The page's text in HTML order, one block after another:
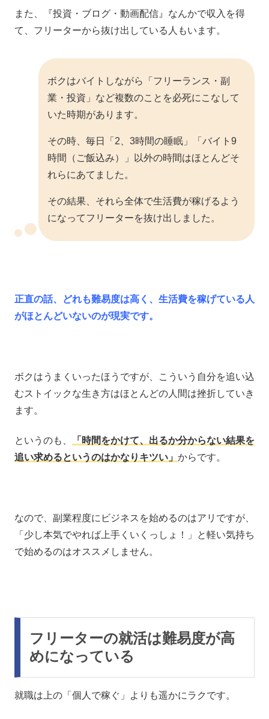
また、『投資・ブログ・動画配信』なんかで収入を得
て、フリーターから抜け出している人もいます。
ボクはバイトしながら「フリーランス・副
業・投資」など複数のことを必死にこなして
いた時期があります。
その時、毎日「2、3時間の睡眠」「バイト9
時間（ご飯込み）」以外の時間はほとんどそ
れらにあてました。
その結果、それら全体で生活費が稼げるよう
になってフリーターを抜け出しました。
正直の話、どれも難易度は高く、生活費を稼げている人
がほとんどいないのが現実です。
ボクはうまくいったほうですが、こういう自分を追い込
むストイックな生き方はほとんどの人間は挫折していき
ます。
というのも、
「時間をかけて、出るか分からない結果を
追い求めるというのはかなりキツい」 からです。
なので、副業程度にビジネスを始めるのはアリですが、
「少し本気でやれば上手くいくっしょ！」と軽い気持ち
で始めるのはオススメしません。
フリーターの就活は難易度が高
めになっている
就職は上の「個人で稼ぐ」よりも遥かにラクです。